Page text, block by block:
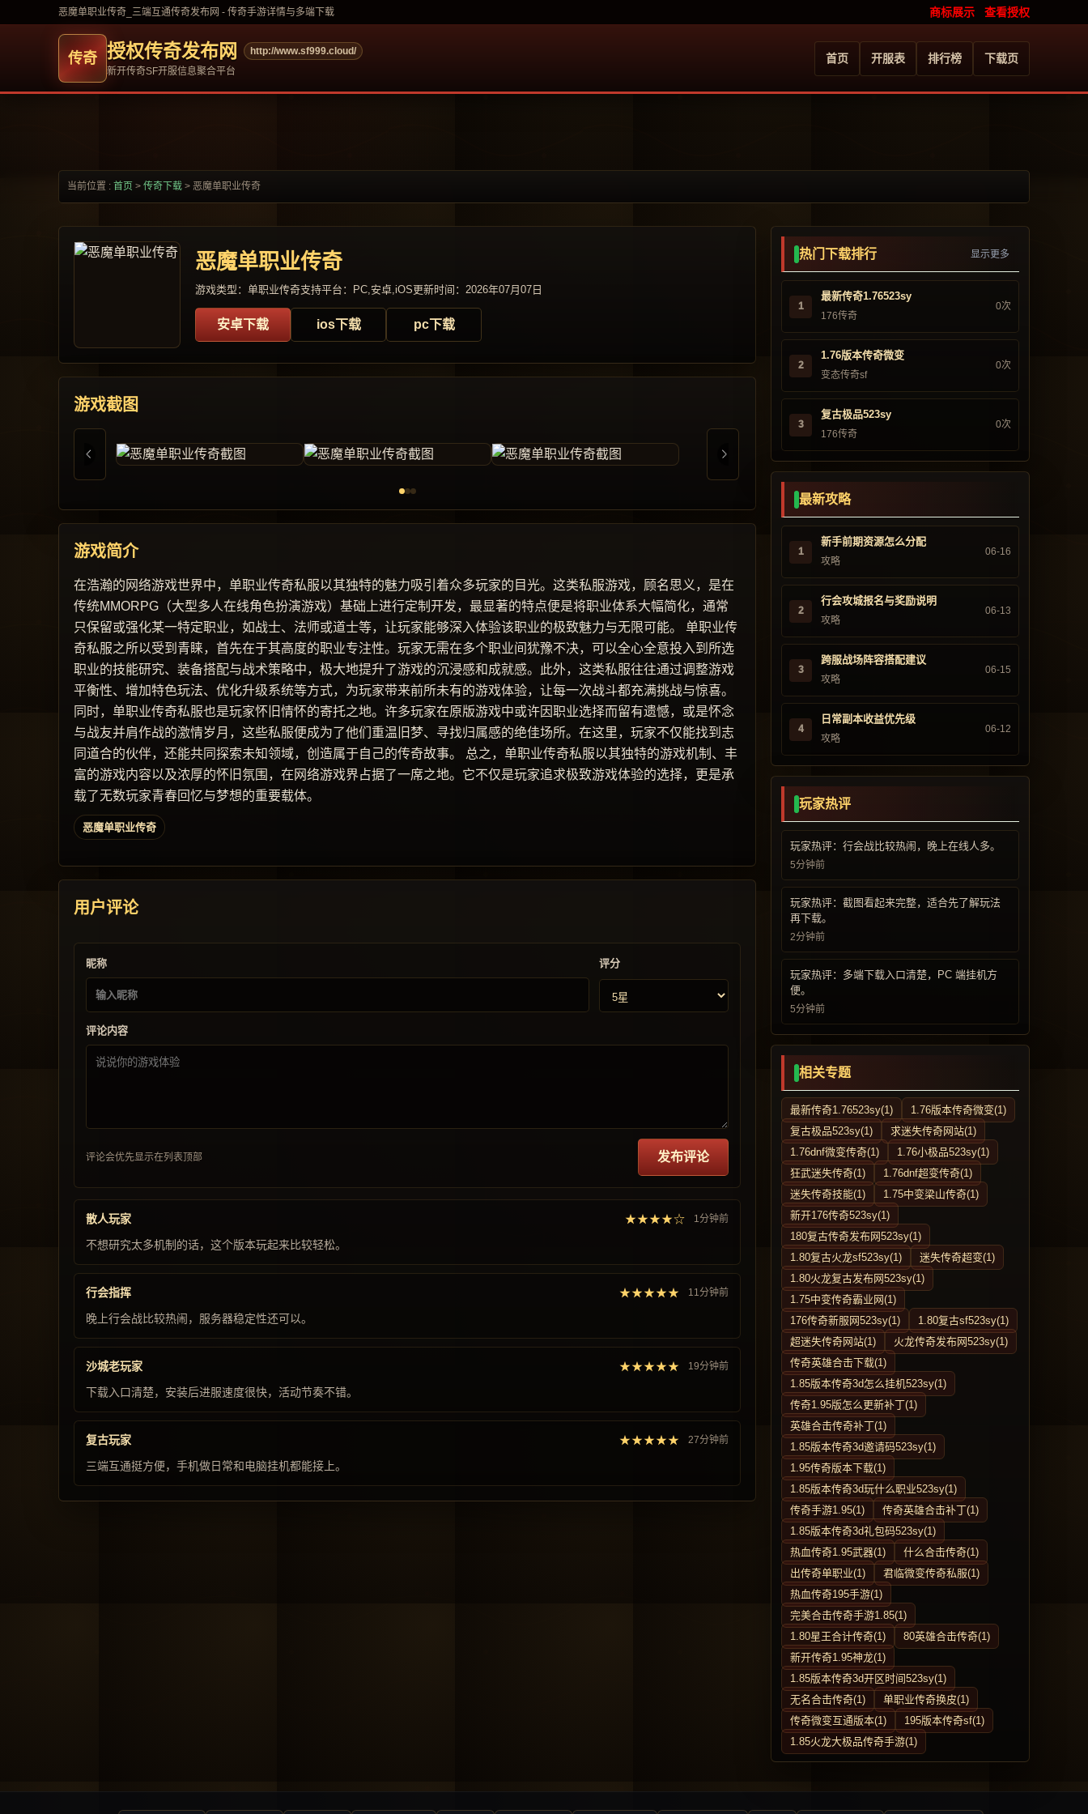
恶魔单职业传奇_三端互通传奇发布网 - 传奇手游详情与多端下载 商标展示 查看授权
授权传奇发布网
http://www.sf999.cloud/
新开传奇SF开服信息聚合平台
首页 开服表 排行榜 下载页
当前位置 : 首页 > 传奇下载 > 恶魔单职业传奇
恶魔单职业传奇
游戏类型：单职业传奇支持平台：PC,安卓,iOS更新时间：2026年07月07日
安卓下载 ios下载 pc下载
游戏截图
游戏简介
在浩瀚的网络游戏世界中，单职业传奇私服以其独特的魅力吸引着众多玩家的目光。这类私服游戏，顾名思义，是在
传统MMORPG（大型多人在线角色扮演游戏）基础上进行定制开发，最显著的特点便是将职业体系大幅简化，通常
只保留或强化某一特定职业，如战士、法师或道士等，让玩家能够深入体验该职业的极致魅力与无限可能。 单职业传
奇私服之所以受到青睐，首先在于其高度的职业专注性。玩家无需在多个职业间犹豫不决，可以全心全意投入到所选
职业的技能研究、装备搭配与战术策略中，极大地提升了游戏的沉浸感和成就感。此外，这类私服往往通过调整游戏
平衡性、增加特色玩法、优化升级系统等方式，为玩家带来前所未有的游戏体验，让每一次战斗都充满挑战与惊喜。
同时，单职业传奇私服也是玩家怀旧情怀的寄托之地。许多玩家在原版游戏中或许因职业选择而留有遗憾，或是怀念
与战友并肩作战的激情岁月，这些私服便成为了他们重温旧梦、寻找归属感的绝佳场所。在这里，玩家不仅能找到志
同道合的伙伴，还能共同探索未知领域，创造属于自己的传奇故事。 总之，单职业传奇私服以其独特的游戏机制、丰
富的游戏内容以及浓厚的怀旧氛围，在网络游戏界占据了一席之地。它不仅是玩家追求极致游戏体验的选择，更是承
载了无数玩家青春回忆与梦想的重要载体。
恶魔单职业传奇
用户评论
昵称 评分
评论内容
评论会优先显示在列表顶部 发布评论
散人玩家 ★★★★☆ 1分钟前
不想研究太多机制的话，这个版本玩起来比较轻松。
行会指挥 ★★★★★ 11分钟前
晚上行会战比较热闹，服务器稳定性还可以。
沙城老玩家 ★★★★★ 19分钟前
下载入口清楚，安装后进服速度很快，活动节奏不错。
复古玩家 ★★★★★ 27分钟前
三端互通挺方便，手机做日常和电脑挂机都能接上。
热门下载排行 显示更多
1
最新传奇1.76523sy
176传奇
0次
2
1.76版本传奇微变
变态传奇sf
0次
3
复古极品523sy
176传奇
0次
最新攻略
1
新手前期资源怎么分配
攻略
06-16
2
行会攻城报名与奖励说明
攻略
06-13
3
跨服战场阵容搭配建议
攻略
06-15
4
日常副本收益优先级
攻略
06-12
玩家热评
玩家热评：行会战比较热闹，晚上在线人多。
5分钟前
玩家热评：截图看起来完整，适合先了解玩法
再下载。
2分钟前
玩家热评：多端下载入口清楚，PC 端挂机方
便。
5分钟前
相关专题
最新传奇1.76523sy(1)
1.76版本传奇微变(1)
复古极品523sy(1)
求迷失传奇网站(1)
1.76dnf微变传奇(1)
1.76小极品523sy(1)
狂武迷失传奇(1)
1.76dnf超变传奇(1)
迷失传奇技能(1)
1.75中变梁山传奇(1)
新开176传奇523sy(1)
180复古传奇发布网523sy(1)
1.80复古火龙sf523sy(1)
迷失传奇超变(1)
1.80火龙复古发布网523sy(1)
1.75中变传奇霸业网(1)
176传奇新服网523sy(1)
1.80复古sf523sy(1)
超迷失传奇网站(1)
火龙传奇发布网523sy(1)
传奇英雄合击下载(1)
1.85版本传奇3d怎么挂机523sy(1)
传奇1.95版怎么更新补丁(1)
英雄合击传奇补丁(1)
1.85版本传奇3d邀请码523sy(1)
1.95传奇版本下载(1)
1.85版本传奇3d玩什么职业523sy(1)
传奇手游1.95(1)
传奇英雄合击补丁(1)
1.85版本传奇3d礼包码523sy(1)
热血传奇1.95武器(1)
什么合击传奇(1)
出传奇单职业(1)
君临微变传奇私服(1)
热血传奇195手游(1)
完美合击传奇手游1.85(1)
1.80星王合计传奇(1)
80英雄合击传奇(1)
新开传奇1.95神龙(1)
1.85版本传奇3d开区时间523sy(1)
无名合击传奇(1)
单职业传奇换皮(1)
传奇微变互通版本(1)
195版本传奇sf(1)
1.85火龙大极品传奇手游(1)